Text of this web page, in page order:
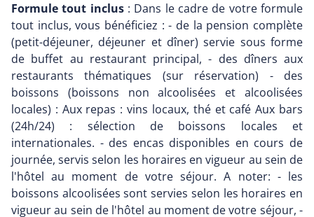
Formule tout inclus: Dans le cadre de votre formule
tout inclus, vous bénéficiez : - de la pension complète
(petit-déjeuner, déjeuner et dîner) servie sous forme
de buffet au restaurant principal, - des dîners aux
restaurants thématiques (sur réservation) - des
boissons (boissons non alcoolisées et alcoolisées
locales) : Aux repas : vins locaux, thé et café Aux bars
(24h/24) : sélection de boissons locales et
internationales. - des encas disponibles en cours de
journée, servis selon les horaires en vigueur au sein de
l'hôtel au moment de votre séjour. A noter: - les
boissons alcoolisées sont servies selon les horaires en
vigueur au sein de l'hôtel au moment de votre séjour, -